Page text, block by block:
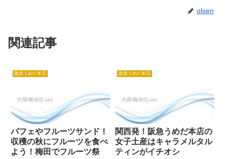
olsen
関連記事
阪急うめだ本店
パフェやフルーツサンド！
収穫の秋にフルーツを食べ
よう！梅田でフルーツ祭
阪急うめだ本店
関西発！阪急うめだ本店の
女子土産はキャラメルタル
ティンがイチオシ